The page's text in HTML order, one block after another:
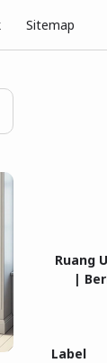
Sitemap
Komentar
Ruang
|
Label